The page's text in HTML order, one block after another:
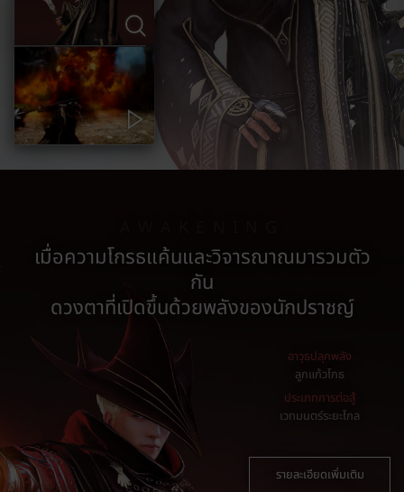
เมื่อความโกรธแค้นและวิจารณาณมารวมตัว
กัน
ดวงตาที่เปิดขึ้นด้วยพลังของนักปราชญ์
อาวุธปลุกพลัง
ลูกแก้วโกธ
ประเภทการต่อสู้
เวทมนตร์ระยะไกล
รายละเอียดเพิ่มเติม